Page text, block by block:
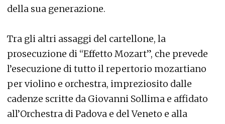
della sua generazione.
Tra gli altri assaggi del cartellone, la
prosecuzione di “Effetto Mozart”, che prevede
l’esecuzione di tutto il repertorio mozartiano
per violino e orchestra, impreziosito dalle
cadenze scritte da Giovanni Sollima e affidato
all’Orchestra di Padova e del Veneto e alla